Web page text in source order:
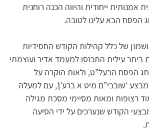
אמנותית ייחודית והיווה הכנה רוחנית
הבא עלינו לטובה.
של כלל קהילות הקודש החסידיות
ביתר עילית התכנסו למעמד אדיר ועוצמתי
הפסח הבעל”ט, ולאות הוקרה על
‘שובבי”ם מיט א ברע’ן’, עם למעלה
רצופות ומאות מסיימי מסכת מגילה
הקודש שנערכים על ידי הסיעה